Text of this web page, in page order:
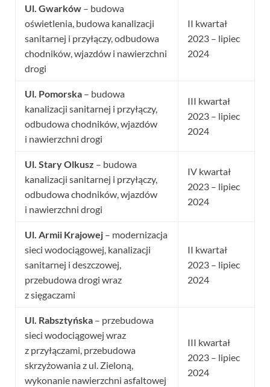
Ul. Gwarków – budowa
oświetlenia, budowa kanalizacji
sanitarnej i przyłączy, odbudowa
chodników, wjazdów i nawierzchni
drogi
II kwartał
2023 – lipiec
2024
Ul. Pomorska – budowa
kanalizacji sanitarnej i przyłączy,
odbudowa chodników, wjazdów
i nawierzchni drogi
III kwartał
2023 – lipiec
2024
Ul. Stary Olkusz – budowa
kanalizacji sanitarnej i przyłączy,
odbudowa chodników, wjazdów
i nawierzchni drogi
IV kwartał
2023 – lipiec
2024
Ul. Armii Krajowej – modernizacja
sieci wodociągowej, kanalizacji
sanitarnej i deszczowej,
przebudowa drogi wraz
z sięgaczami
II kwartał
2023 – lipiec
2024
Ul. Rabsztyńska – przebudowa
sieci wodociągowej wraz
z przyłączami, przebudowa
skrzyżowania z ul. Zieloną,
wykonanie nawierzchni asfaltowej
III kwartał
2023 – lipiec
2024